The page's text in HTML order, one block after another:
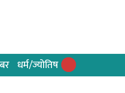
धर्म/ज्योतिष